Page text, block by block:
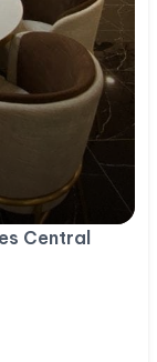
Central